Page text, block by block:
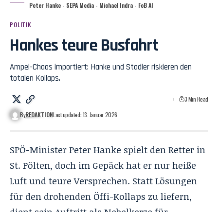
Peter Hanke - SEPA Media - Michael Indra - FoB AI
POLITIK
Hankes teure Busfahrt
Ampel-Chaos importiert: Hanke und Stadler riskieren den
totalen Kollaps.
ByREDAKTIONLast updated: 13. Januar 2026
3 Min Read
SPÖ-Minister Peter Hanke spielt den Retter in
St. Pölten, doch im Gepäck hat er nur heiße
Luft und teure Versprechen. Statt Lösungen
für den drohenden Öffi-Kollaps zu liefern,